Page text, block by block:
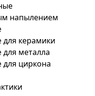
напылением
керамики
металла
циркона